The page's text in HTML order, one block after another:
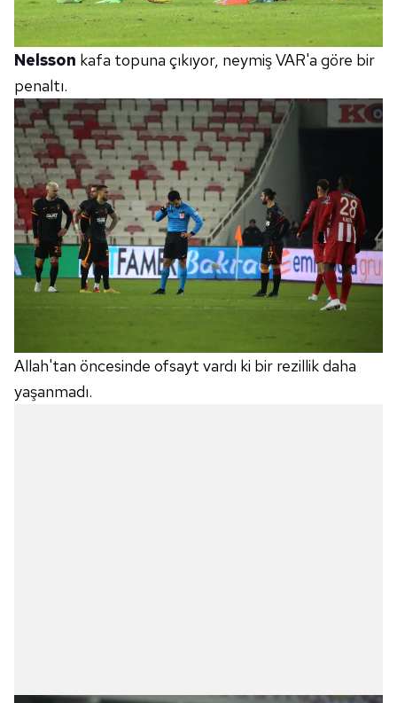
Nelsson kafa topuna çıkıyor, neymiş VAR'a göre bir
penaltı.
Allah'tan öncesinde ofsayt vardı ki bir rezillik daha
yaşanmadı.